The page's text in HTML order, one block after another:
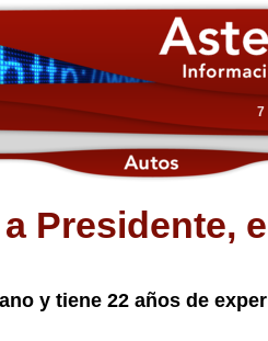
7
Presidente,
y tiene 22 años de